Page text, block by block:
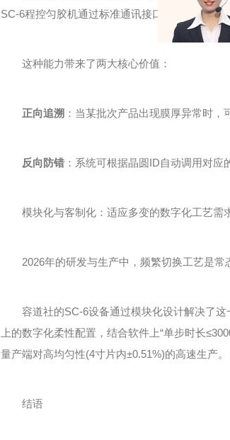
SC-6程控匀胶机通过标准通讯接口，可将每一
这种能力带来了两大核心价值：
正向追溯 ：当某批次产品出现膜厚异常时
反向防错 ：系统可根据晶圆ID自动调用对应
模块化与客制化：适应多变的数字化工艺需
2026年的研发与生产中，频繁切换工艺是常
容道社的SC-6设备通过模块化设计解决了这
上的数字化柔性配置，结合软件上“单步时长
量产端对高均匀性(4寸片内±0.51%)的高速生产。
结语